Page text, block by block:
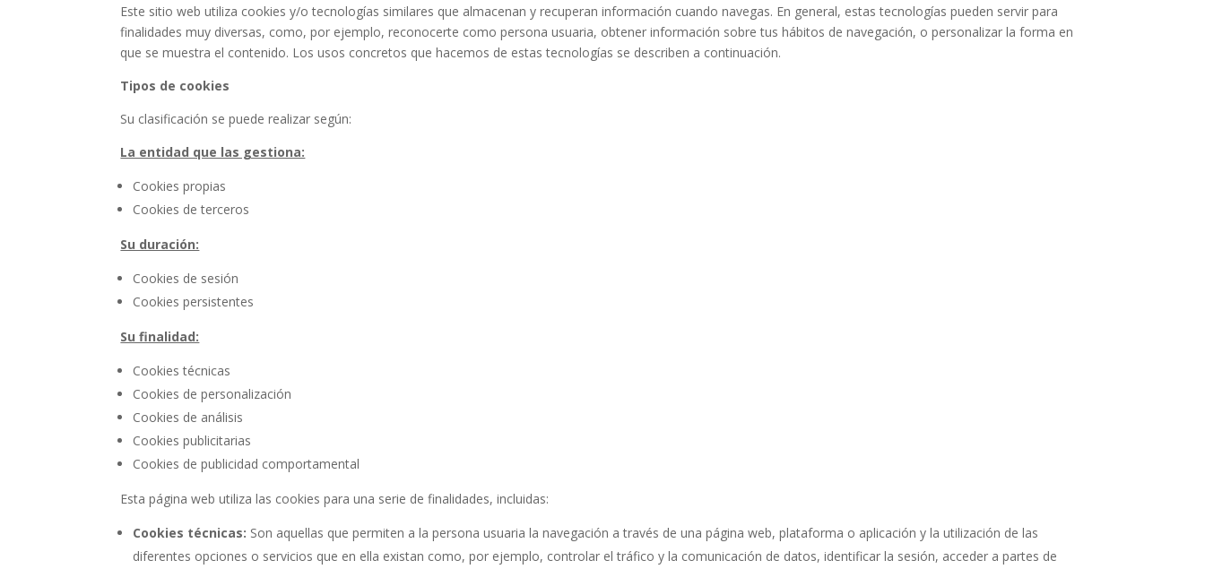
Este sitio web utiliza cookies y/o tecnologías similares que almacenan y recuperan información cuando navegas. En general, estas tecnologías pueden servir para
finalidades muy diversas, como, por ejemplo, reconocerte como persona usuaria, obtener información sobre tus hábitos de navegación, o personalizar la forma en
que se muestra el contenido. Los usos concretos que hacemos de estas tecnologías se describen a continuación.
Tipos de cookies
Su clasificación se puede realizar según:
La entidad que las gestiona:
Cookies propias
Cookies de terceros
Su duración:
Cookies de sesión
Cookies persistentes
Su finalidad:
Cookies técnicas
Cookies de personalización
Cookies de análisis
Cookies publicitarias
Cookies de publicidad comportamental
Esta página web utiliza las cookies para una serie de finalidades, incluidas:
Cookies técnicas: Son aquellas que permiten a la persona usuaria la navegación a través de una página web, plataforma o aplicación y la utilización de las
diferentes opciones o servicios que en ella existan como, por ejemplo, controlar el tráfico y la comunicación de datos, identificar la sesión, acceder a partes de